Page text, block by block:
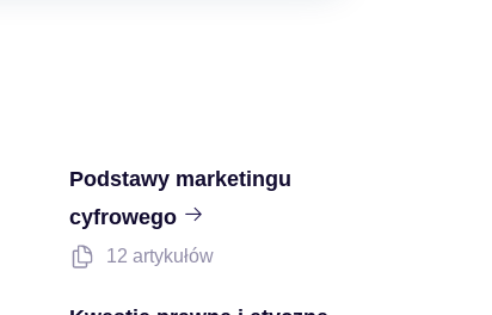
Podstawy marketingu
cyfrowego
12 artykułów